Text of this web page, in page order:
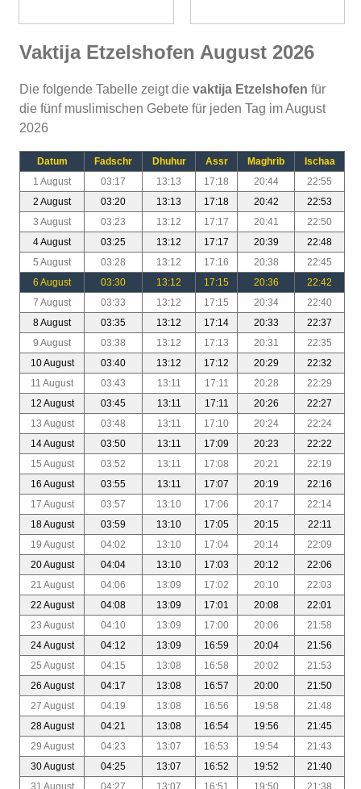
Vaktija Etzelshofen August 2026
Die folgende Tabelle zeigt die vaktija Etzelshofen für
die fünf muslimischen Gebete für jeden Tag im August
2026
Datum Fadschr Dhuhur Assr Maghrib
Ischaa
1 August
03:17 13:13 17:18 20:44
22:55
2 August
03:20 13:13 17:18 20:42
22:53
3 August
03:23 13:12 17:17 20:41
22:50
4 August
03:25 13:12 17:17 20:39
22:48
5 August
03:28 13:12 17:16 20:38
22:45
6 August
03:30 13:12 17:15 20:36
22:42
7 August
03:33 13:12 17:15 20:34
22:40
8 August
03:35 13:12 17:14 20:33
22:37
9 August
03:38 13:12 17:13 20:31
22:35
10 August
03:40 13:12 17:12 20:29
22:32
11 August
03:43 13:11 17:11 20:28
22:29
12 August
03:45 13:11 17:11 20:26
22:27
13 August
03:48 13:11 17:10 20:24
22:24
14 August
03:50 13:11 17:09 20:23
22:22
15 August
03:52 13:11 17:08 20:21
22:19
16 August
03:55 13:11 17:07 20:19
22:16
17 August
03:57 13:10 17:06 20:17
22:14
18 August
03:59 13:10 17:05 20:15
22:11
19 August
04:02 13:10 17:04 20:14
22:09
20 August
04:04 13:10 17:03 20:12
22:06
21 August
04:06 13:09 17:02 20:10
22:03
22 August
04:08 13:09 17:01 20:08
22:01
23 August
04:10 13:09 17:00 20:06
21:58
24 August
04:12 13:09 16:59 20:04
21:56
25 August
04:15 13:08 16:58 20:02
21:53
26 August
04:17 13:08 16:57 20:00
21:50
27 August
04:19 13:08 16:56 19:58
21:48
28 August
04:21 13:08 16:54 19:56
21:45
29 August
04:23 13:07 16:53 19:54
21:43
30 August
04:25 13:07 16:52 19:52
21:40
31 August
04:27 13:07 16:51 19:50 21:38